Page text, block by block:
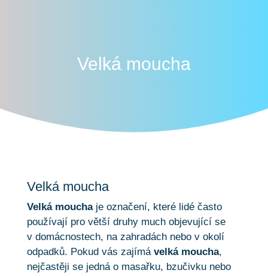
Velká moucha
Velká moucha
Velká mouchaje označení, které lidé často
používají pro větší druhy much objevující se
v domácnostech, na zahradách nebo v okolí
odpadků. Pokud vás zajímá velká moucha,
nejčastěji se jedná o masařku, bzučivku nebo